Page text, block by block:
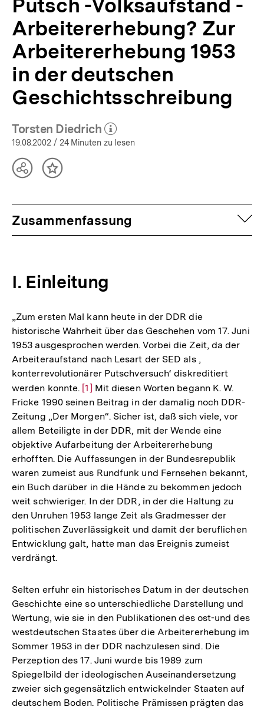
Putsch -Volksaufstand -
Arbeitererhebung? Zur
Arbeitererhebung 1953
in der deutschen
Geschichtsschreibung
Torsten Diedrich
(Mehr zum Autor)
öffnen
19.08.2002 / 24 Minuten zu lesen
TeilenInhalt
Zusammenfassung
I. Einleitung
„Zum ersten Mal kann heute in der DDR die
historische Wahrheit über das Geschehen vom 17. Juni
1953 ausgesprochen werden. Vorbei die Zeit, da der
Arbeiteraufstand nach Lesart der SED als ,
konterrevolutionärer Putschversuch‘ diskreditiert
werden konnte. Zur
Auflösung
der
Fußnote
[1] Mit diesen Worten begann K. W.
Fricke 1990 seinen Beitrag in der damalig noch DDR-
Zeitung „Der Morgen“. Sicher ist, daß sich viele, vor
allem Beteiligte in der DDR, mit der Wende eine
objektive Aufarbeitung der Arbeitererhebung
erhofften. Die Auffassungen in der Bundesrepublik
waren zumeist aus Rundfunk und Fernsehen bekannt,
ein Buch darüber in die Hände zu bekommen jedoch
weit schwieriger. In der DDR, in der die Haltung zu
den Unruhen 1953 lange Zeit als Gradmesser der
politischen Zuverlässigkeit und damit der beruflichen
Entwicklung galt, hatte man das Ereignis zumeist
verdrängt.
Selten erfuhr ein historisches Datum in der deutschen
Geschichte eine so unterschiedliche Darstellung und
Wertung, wie sie in den Publikationen des ost-und des
westdeutschen Staates über die Arbeitererhebung im
Sommer 1953 in der DDR nachzulesen sind. Die
Perzeption des 17. Juni wurde bis 1989 zum
Spiegelbild der ideologischen Auseinandersetzung
zweier sich gegensätzlich entwickelnder Staaten auf
deutschem Boden. Politische Prämissen prägten das